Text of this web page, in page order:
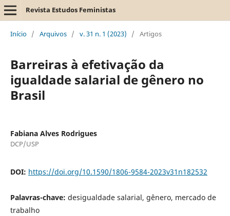
Revista Estudos Feministas
Início / Arquivos / v. 31 n. 1 (2023) / Artigos
Barreiras à efetivação da
igualdade salarial de gênero no
Brasil
Fabiana Alves Rodrigues
DCP/USP
DOI: https://doi.org/10.1590/1806-9584-2023v31n182532
Palavras-chave: desigualdade salarial, gênero, mercado de
trabalho